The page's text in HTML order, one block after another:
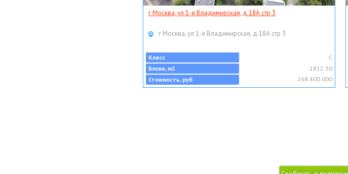
г Москва, ул 1-я Владимирская, д 18А стр 3
г Москва, ул 1-я Владимирская, д 18А стр 3
Класс
C
Блоки, м2
1812.30
Стоимость, руб
268 400 000